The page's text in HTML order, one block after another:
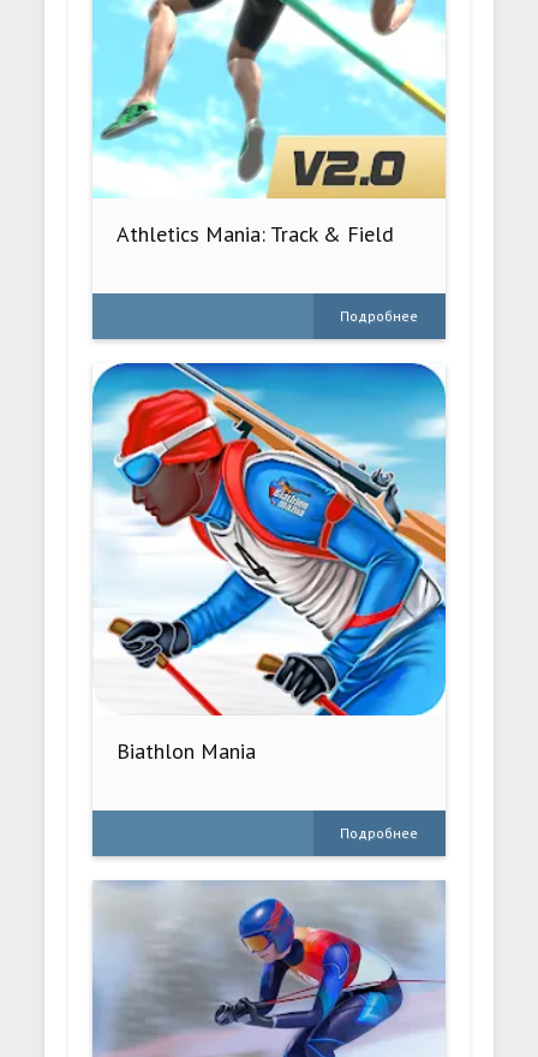
Athletics Mania: Track & Field
Подробнее
Biathlon Mania
Подробнее